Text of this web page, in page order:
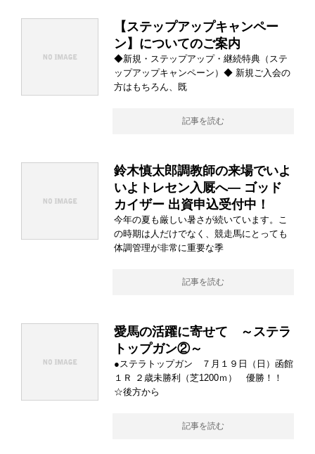
【ステップアップキャンペー
ン】についてのご案内
◆新規・ステップアップ・継続特典（ステ
ップアップキャンペーン）◆ 新規ご入会の
方はもちろん、既
記事を読む
鈴木慎太郎調教師の来場でいよ
いよトレセン入厩へ― ゴッド
カイザー 出資申込受付中！
今年の夏も厳しい暑さが続いています。こ
の時期は人だけでなく、競走馬にとっても
体調管理が非常に重要な季
記事を読む
愛馬の活躍に寄せて ～ステラ
トップガン②～
●ステラトップガン ７月１９日（日）函館
１Ｒ ２歳未勝利（芝1200ｍ） 優勝！！
☆後方から
記事を読む